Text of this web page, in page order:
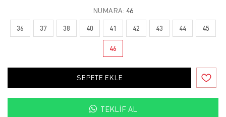
NUMARA: 46
36 37 38 40 41 42 43 44 45
46
SEPETE EKLE
TEKLIF AL